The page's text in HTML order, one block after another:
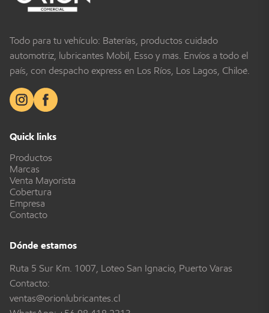
Todo para tu vehículo: Baterías, productos cuidado
automotriz, lubricantes Mobil, Esso y más. Envíos a todo el
país, con despacho express en Los Ríos, Los Lagos, Chiloé.
Quick links
Productos
Marcas
Venta Mayorista
Cobertura
Empresa
Contacto
Dónde estamos
Ruta 5 Sur Km. 1007, Loteo San Ignacio, Puerto Varas
Contacto:
ventas@orionlubricantes.cl